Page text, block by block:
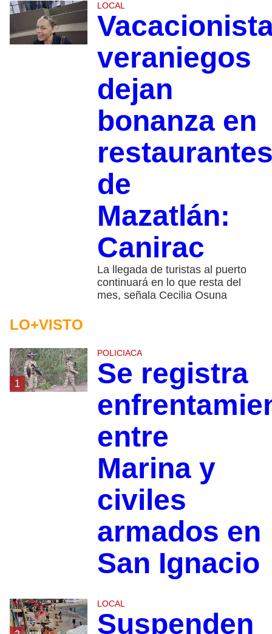
LOCAL
veraniegos
dejan
bonanza en
de
Mazatlán:
Canirac
La llegada de turistas al puerto
continuará en lo que resta del
mes, señala Cecilia Osuna
LO+VISTO
1
POLICIACA
Se registra
entre
Marina y
civiles
armados en
San Ignacio
LOCAL
Suspenden